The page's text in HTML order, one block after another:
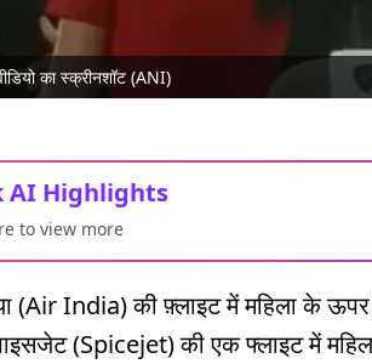
का स्क्रीनशॉट (ANI)
AI Highlights
to view more
(Air India) की फ़्लाइट में महिला के
(Spicejet) की एक फ्लाइट में